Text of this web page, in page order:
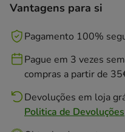
Vantagens para si
Pagamento 100%
Pague em 3 vezes
compras a partir de
Devoluções em loja
Politica de Devoluções